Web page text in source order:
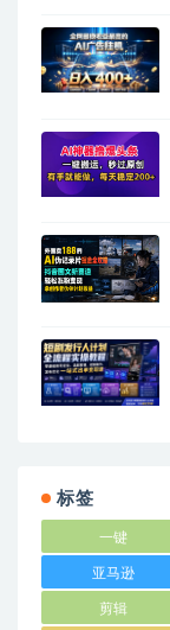
标签
一键
亚马逊
剪辑